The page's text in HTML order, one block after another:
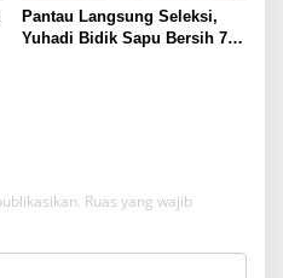
Pantau Langsung Seleksi,
Yuhadi Bidik Sapu Bersih 7
Ruas yang wajib